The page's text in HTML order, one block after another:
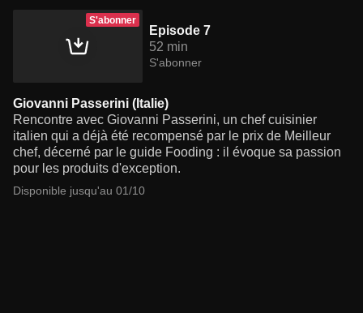
S'abonner
Episode 7
52 min
S'abonner
Giovanni Passerini (Italie)
Rencontre avec Giovanni Passerini, un chef cuisinier
italien qui a déjà été recompensé par le prix de Meilleur
chef, décerné par le guide Fooding : il évoque sa passion
pour les produits d'exception.
Disponible jusqu'au 01/10